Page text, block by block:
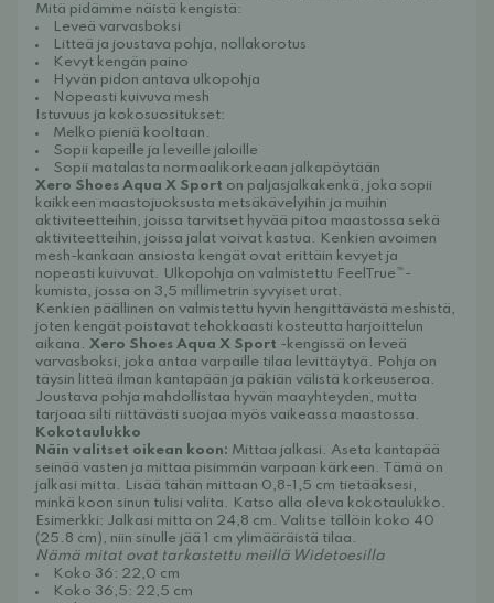
Mitä pidämme näistä kengistä:
Leveä varvasboksi
Litteä ja joustava pohja, nollakorotus
Kevyt kengän paino
Hyvän pidon antava ulkopohja
Nopeasti kuivuva mesh
Istuvuus ja kokosuositukset:
Melko pieniä kooltaan.
Sopii kapeille ja leveille jaloille
Sopii matalasta normaalikorkeaan jalkapöytään
Xero Shoes Aqua X Sport on paljasjalkakenkä, joka sopii
kaikkeen maastojuoksusta metsäkävelyihin ja muihin
aktiviteetteihin, joissa tarvitset hyvää pitoa maastossa sekä
aktiviteetteihin, joissa jalat voivat kastua. Kenkien avoimen
mesh-kankaan ansiosta kengät ovat erittäin kevyet ja
nopeasti kuivuvat. Ulkopohja on valmistettu FeelTrue™-
kumista, jossa on 3,5 millimetrin syvyiset urat.
Kenkien päällinen on valmistettu hyvin hengittävästä meshistä,
joten kengät poistavat tehokkaasti kosteutta harjoittelun
aikana. Xero Shoes Aqua X Sport -kengissä on leveä
varvasboksi, joka antaa varpaille tilaa levittäytyä. Pohja on
täysin litteä ilman kantapään ja päkiän välistä korkeuseroa.
Joustava pohja mahdollistaa hyvän maayhteyden, mutta
tarjoaa silti riittävästi suojaa myös vaikeassa maastossa.
Kokotaulukko
Näin valitset oikean koon: Mittaa jalkasi. Aseta kantapää
seinää vasten ja mittaa pisimmän varpaan kärkeen. Tämä on
jalkasi mitta. Lisää tähän mittaan 0,8-1,5 cm tietääksesi,
minkä koon sinun tulisi valita. Katso alla oleva kokotaulukko.
Esimerkki: Jalkasi mitta on 24,8 cm. Valitse tällöin koko 40
(25.8 cm), niin sinulle jää 1 cm ylimääräistä tilaa.
Nämä mitat ovat tarkastettu meillä Widetoesilla
Koko 36: 22,0 cm
Koko 36,5: 22,5 cm